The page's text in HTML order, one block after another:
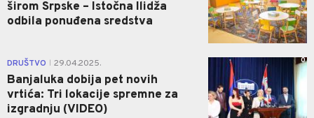
širom Srpske – Istočna Ilidža
odbila ponuđena sredstva
DRUŠTVO 29.04.2025.
Banjaluka dobija pet novih
vrtića: Tri lokacije spremne za
izgradnju (VIDEO)
0